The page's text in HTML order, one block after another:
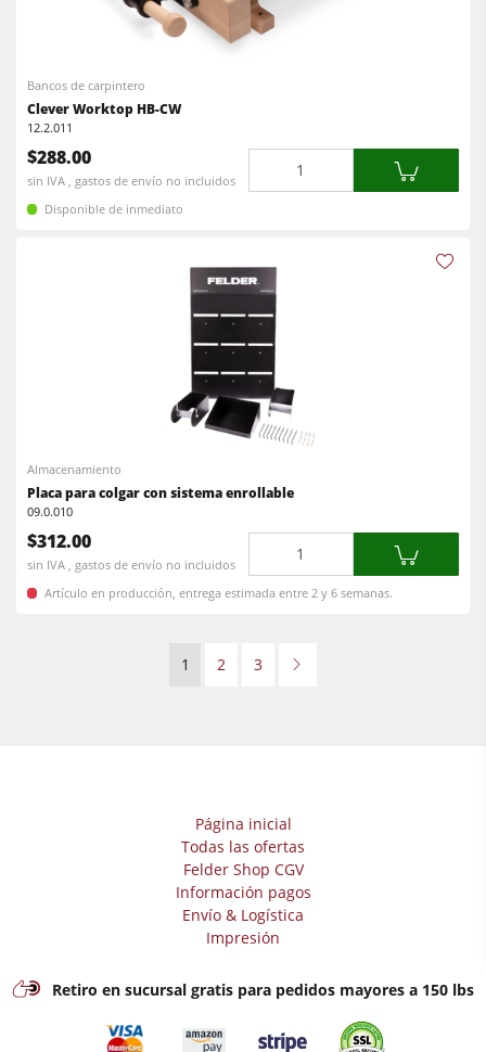
Bancos de carpintero
Clever Worktop HB-CW
12.2.011
$288.00
sin IVA , gastos de envío no incluidos
Disponible de inmediato
Almacenamiento
Placa para colgar con sistema enrollable
09.0.010
$312.00
sin IVA , gastos de envío no incluidos
Artículo en producción, entrega estimada entre 2 y 6 semanas.
1 2 3
Página inicial
Todas las ofertas
Felder Shop CGV
Información pagos
Envío & Logística
Impresión
Retiro en sucursal gratis para pedidos mayores a 150 lbs